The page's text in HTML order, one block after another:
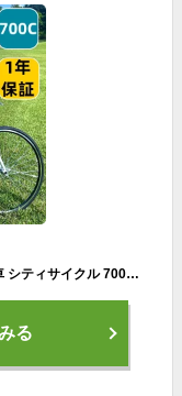
【ランキング1位獲得！】 クロスバイク 自転車 シティサイクル 700C 700×28C 27インチ シマノ 7段変速 おしゃれ 軽量 通学通勤 街乗り サイクリング アウトドア スポーツ メンズ レディース 大人用 即日出荷 ARCHNESS CRB7007-3
る